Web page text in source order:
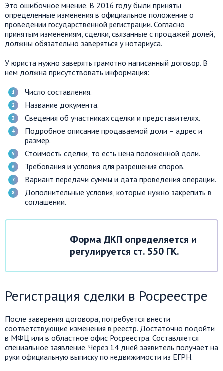
Это ошибочное мнение. В 2016 году были приняты
определенные изменения в официальное положение о
проведении государственной регистрации. Согласно
принятым изменениям, сделки, связанные с продажей долей,
должны обязательно заверяться у нотариуса.
У юриста нужно заверять грамотно написанный договор. В
нем должна присутствовать информация:
Число составления.
Название документа.
Сведения об участниках сделки и представителях.
Подробное описание продаваемой доли – адрес и
размер.
Стоимость сделки, то есть цена положенной доли.
Требования и условия для разрешения споров.
Вариант передачи суммы и дата проведения операции.
Дополнительные условия, которые нужно закрепить в
соглашении.
Форма ДКП определяется и
регулируется ст. 550 ГК.
Регистрация сделки в Росреестре
После заверения договора, потребуется внести
соответствующие изменения в реестр. Достаточно подойти
в МФЦ или в областное офис Росреестра. Составляется
специальное заявление. Через 14 дней заявитель получает на
руки официальную выписку по недвижимости из ЕГРН.